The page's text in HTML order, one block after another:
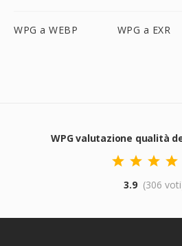
WPG a WEBP WPG a EXR
WPG valutazione qualità
3.9 (306